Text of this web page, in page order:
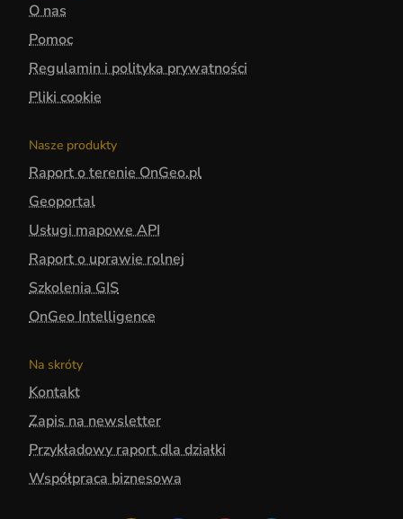
O nas
Pomoc
Regulamin i polityka prywatności
Pliki cookie
Nasze produkty
Raport o terenie OnGeo.pl
Geoportal
Usługi mapowe API
Raport o uprawie rolnej
Szkolenia GIS
OnGeo Intelligence
Na skróty
Kontakt
Zapis na newsletter
Przykładowy raport dla działki
Współpraca biznesowa